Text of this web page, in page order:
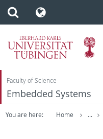
Faculty of Science
Embedded Systems
You are here: Home ...